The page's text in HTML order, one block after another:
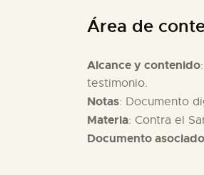
Área de
Alcance y contenido
testimonio.
Notas: Documento
Materia: Contra el
Documento asociado